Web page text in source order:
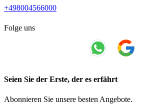
+498004566000
Folge uns
Seien Sie der Erste, der es erfährt
Abonnieren Sie unsere besten Angebote.